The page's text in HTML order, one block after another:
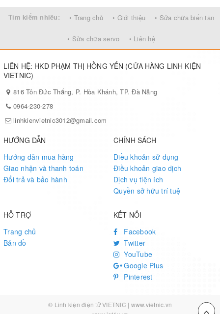
Tìm kiếm nhiều: • Trang chủ • Giới thiệu • Sửa chữa biến tần
• Sửa chữa servo • Liên hệ
LIÊN HỆ: HKD PHẠM THỊ HỒNG YẾN (CỬA HÀNG LINH KIỆN
VIETNIC)
816 Tôn Đức Thắng, P. Hòa Khánh, TP. Đà Nẵng
0964-230-278
linhkienvietnic3012@gmail.com
HƯỚNG DẪN
Hướng dẫn mua hàng
Giao nhận và thanh toán
Đổi trả và bảo hành
CHÍNH SÁCH
Điều khoản sử dụng
Điều khoản giao dịch
Dịch vụ tiện ích
Quyền sở hữu trí tuệ
HỖ TRỢ
Trang chủ
Bản đồ
KẾT NỐI
Facebook
Twitter
YouTube
Google Plus
Pinterest
© Linh kiện điện tử VIETNIC | www.vietnic.vn